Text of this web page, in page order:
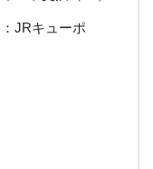
JRキューポ